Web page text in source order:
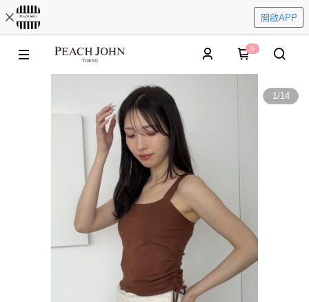
開啟APP
0
1/14